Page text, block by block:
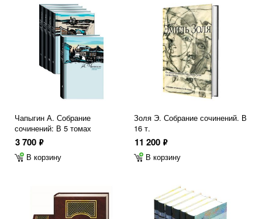
Чапыгин А. Собрание
сочинений: В 5 томах
3 700 ф
В корзину
Золя Э. Собрание сочинений. В
16 т.
11 200 ф
В корзину